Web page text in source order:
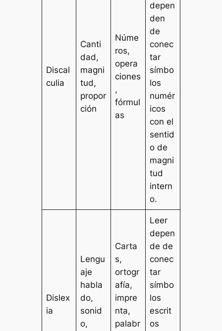
Discal
culia
Canti
dad,
magni
tud,
propor
ción
Núme
ros,
opera
ciones
,
fórmul
as
depen
den
de
conec
tar
símbo
los
numér
icos
con el
sentid
o de
magni
tud
intern
o.
Dislex
ia
Lengu
aje
habla
do,
sonid
o,
Carta
s,
ortogr
afía,
impre
nta,
palabr
Leer
depen
de de
conec
tar
símbo
los
escrit
os